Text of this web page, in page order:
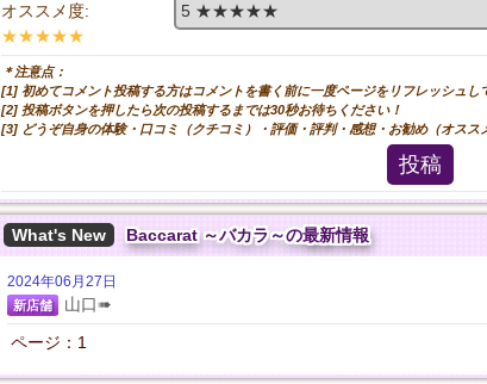
オススメ度:
★★★★★
＊注意点：
[1] 初めてコメント投稿する方はコメントを書く前に一度ページをリフレッシュし
[2] 投稿ボタンを押したら次の投稿するまでは30秒お待ちください！
[3] どうぞ自身の体験・口コミ（クチコミ）・評価・評判・感想・お勧め（オスス
投稿
What's New Baccarat ～バカラ～の最新情報
2024年06月27日
新店舗
山口➠
ページ：1